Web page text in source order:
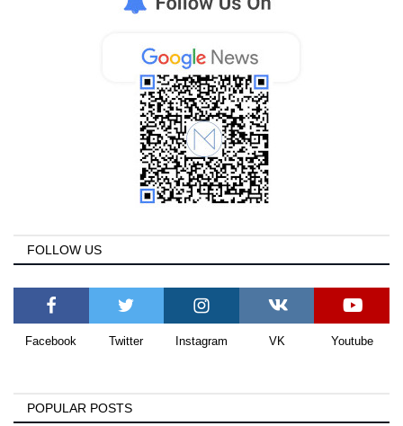
FOLLOW US
Facebook Twitter Instagram VK Youtube
POPULAR POSTS